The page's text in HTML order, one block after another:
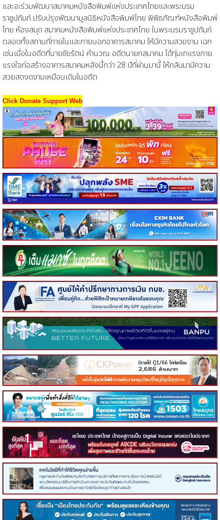
และจะร่วมพัฒนาสมาคมหนังสือพิมพ์แห่งประเทศไทยและพระบรม
ราชูปถัมภ์ ปรับปรุงพัฒนามูลนิธิหนังสือพิมพ์ไทย พิพิธภัณฑ์หนังสือพิมพ์
ไทย ห้องสมุด สมาคมหนังสือพิมพ์แห่งประเทศไทย ในพระบรมราชูปถัมภ์
ตลอดทั้งสถานที่ภายในและภายนอกอาคารสมาคม ให้มีความสวยงาม เฉก
เช่นเมื่อในอดีตที่นายชัยรัตน์ คำนวณ อดีตนายกสมาคม ได้ทุ่มเทแรงกาย
แรงใจก่อสร้างอาคารสมาคมหลังนี้กว่า 28 ปีที่ผ่านมานี้ ให้กลับมามีความ
สวยสดงดงามเหมือนเดิมในอดีต
Click Donate Support Web